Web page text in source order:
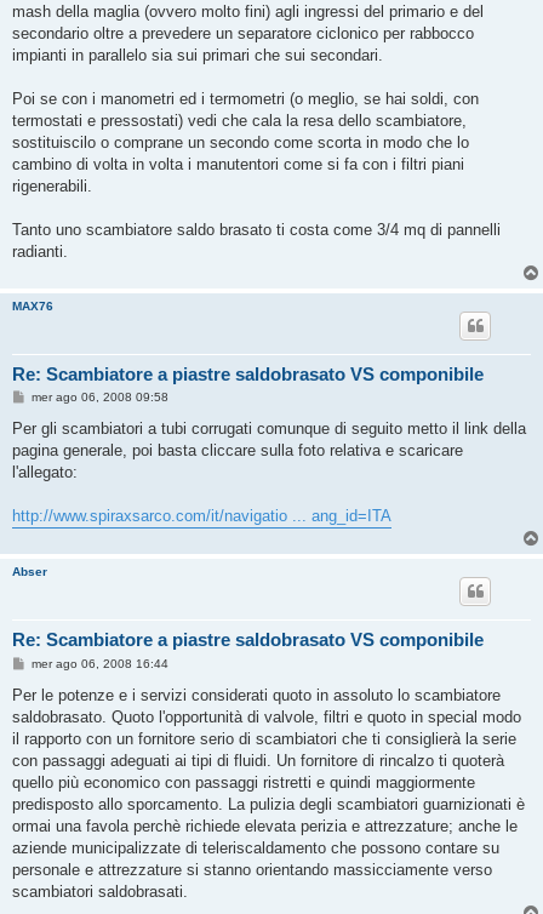
i
o
mash della maglia (ovvero molto fini) agli ingressi del primario e del
secondario oltre a prevedere un separatore ciclonico per rabbocco
impianti in parallelo sia sui primari che sui secondari.
Poi se con i manometri ed i termometri (o meglio, se hai soldi, con
termostati e pressostati) vedi che cala la resa dello scambiatore,
sostituiscilo o comprane un secondo come scorta in modo che lo
cambino di volta in volta i manutentori come si fa con i filtri piani
rigenerabili.
Tanto uno scambiatore saldo brasato ti costa come 3/4 mq di pannelli
radianti.
MAX76
Re: Scambiatore a piastre saldobrasato VS componibile
M
s
a
g
o
mer ago 06, 2008 09:58
Per gli scambiatori a tubi corrugati comunque di seguito metto il link della
pagina generale, poi basta cliccare sulla foto relativa e scaricare
l'allegato:
http://www.spiraxsarco.com/it/navigatio ... ang_id=ITA
Abser
Re: Scambiatore a piastre saldobrasato VS componibile
M
s
a
g
i
o
mer ago 06, 2008 16:44
Per le potenze e i servizi considerati quoto in assoluto lo scambiatore
saldobrasato. Quoto l'opportunità di valvole, filtri e quoto in special modo
il rapporto con un fornitore serio di scambiatori che ti consiglierà la serie
con passaggi adeguati ai tipi di fluidi. Un fornitore di rincalzo ti quoterà
quello più economico con passaggi ristretti e quindi maggiormente
predisposto allo sporcamento. La pulizia degli scambiatori guarnizionati è
ormai una favola perchè richiede elevata perizia e attrezzature; anche le
aziende municipalizzate di teleriscaldamento che possono contare su
personale e attrezzature si stanno orientando massicciamente verso
scambiatori saldobrasati.